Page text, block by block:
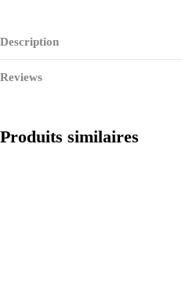
Description
Reviews
Produits similaires